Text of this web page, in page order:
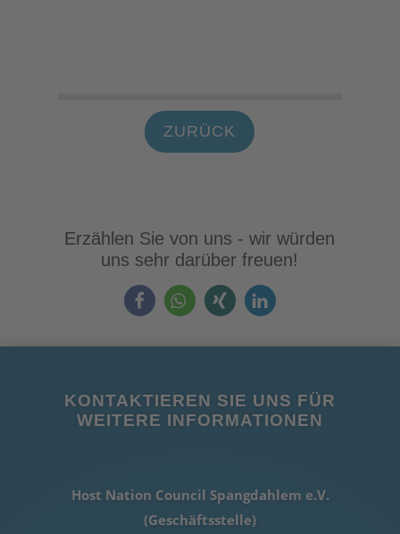
ZURÜCK
Erzählen Sie von uns - wir würden
uns sehr darüber freuen!
KONTAKTIEREN SIE UNS FÜR
WEITERE INFORMATIONEN
Host Nation Council Spangdahlem e.V.
(Geschäftsstelle)